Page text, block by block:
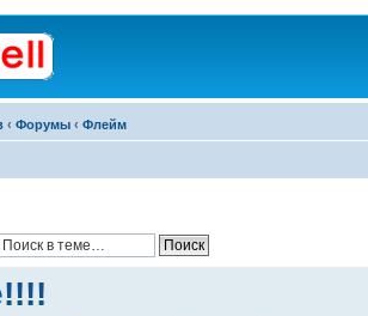
‹ Форумы ‹ Флейм